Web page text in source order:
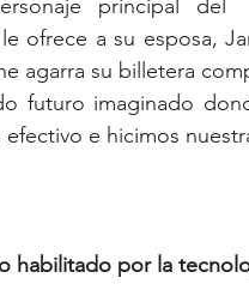
principal del
ofrece a su esposa,
agarra su billetera
futuro imaginado
e hicimos
habilitado por la